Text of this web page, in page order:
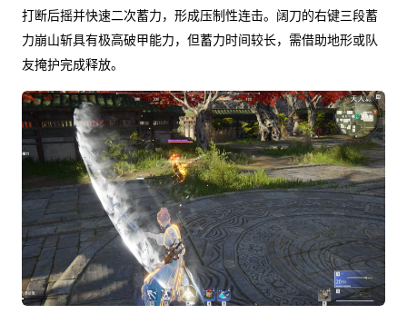
打断后摇并快速二次蓄力，形成压制性连击。阔刀的右键三段蓄
力崩山斩具有极高破甲能力，但蓄力时间较长，需借助地形或队
友掩护完成释放。